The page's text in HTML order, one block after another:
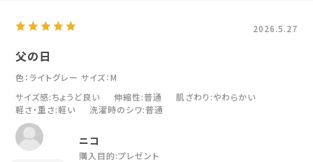
2026.5.27
父の日
色：ライトグレー サイズ：M
サイズ感:ちょうど良い 伸縮性:普通 肌ざわり :やわらかい
軽さ・重さ:軽い 洗濯時のシワ:普通
ニコ
購入目的:プレゼント